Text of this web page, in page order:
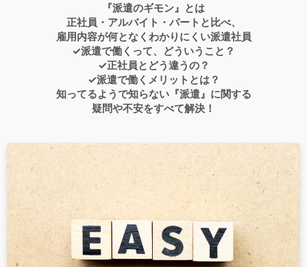
『派遣のギモン』とは
正社員・アルバイト・パートと比べ、
雇用内容が何となくわかりにくい派遣社員
✓派遣で働くって、どういうこと？
✓正社員とどう違うの？
✓派遣で働くメリットとは？
知ってるようで知らない『派遣』に関する
疑問や不安をすべて解決！